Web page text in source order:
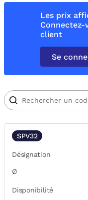
Les prix
client
Se
SPV32
Désignation
Ø
Disponibilité